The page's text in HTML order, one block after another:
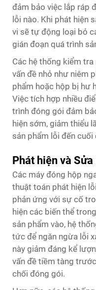
đảm bảo việc lắp ráp
lỗi nào. Khi phát hiện
vi sẽ tự động loại bỏ
gián đoạn quá trình
Các hệ thống kiểm
vấn đề nhỏ như niêm
phẩm hoặc hộp bị hư
Việc tích hợp nhiều
trình đóng gói đảm
hiện sớm, giảm thiểu
sản phẩm lỗi đến cuối
Phát hiện và
Các máy đóng hộp
thuật toán phát hiện
phản ứng với sự cố
hiện các biến thể
sản phẩm vào, hệ
tức để ngăn ngừa lỗi
này giảm đáng kể
vấn đề tiềm tàng
chối đóng gói.